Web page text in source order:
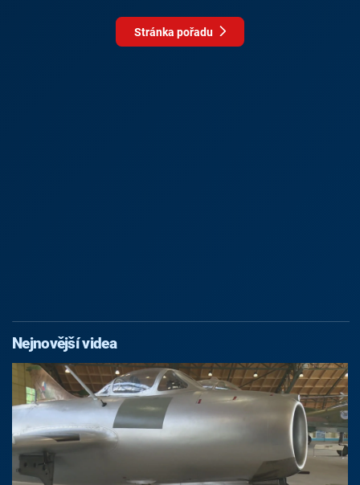
Stránka pořadu
Nejnovější videa